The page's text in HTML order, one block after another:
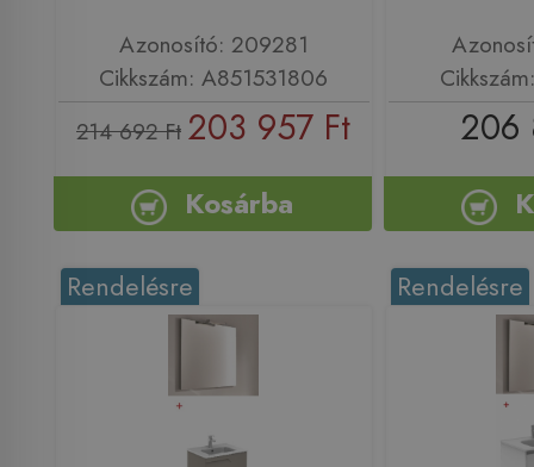
Azonosító: 209281
Cikkszám: A851531806
214 692 Ft 203 957 Ft
Kosárba
206
Rendelésre Rendelésre